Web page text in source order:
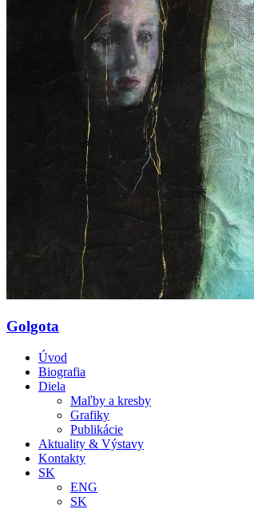
Golgota
Úvod
Biografia
Diela
Maľby a kresby
Grafiky
Publikácie
Aktuality & Výstavy
Kontakty
SK
ENG
SK